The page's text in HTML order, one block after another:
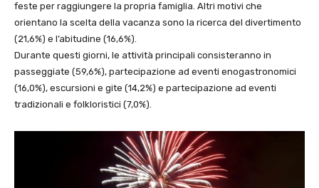
feste per raggiungere la propria famiglia. Altri motivi che
orientano la scelta della vacanza sono la ricerca del divertimento
(21,6%) e l’abitudine (16,6%).
Durante questi giorni, le attività principali consisteranno in
passeggiate (59,6%), partecipazione ad eventi enogastronomici
(16,0%), escursioni e gite (14,2%) e partecipazione ad eventi
tradizionali e folkloristici (7,0%).